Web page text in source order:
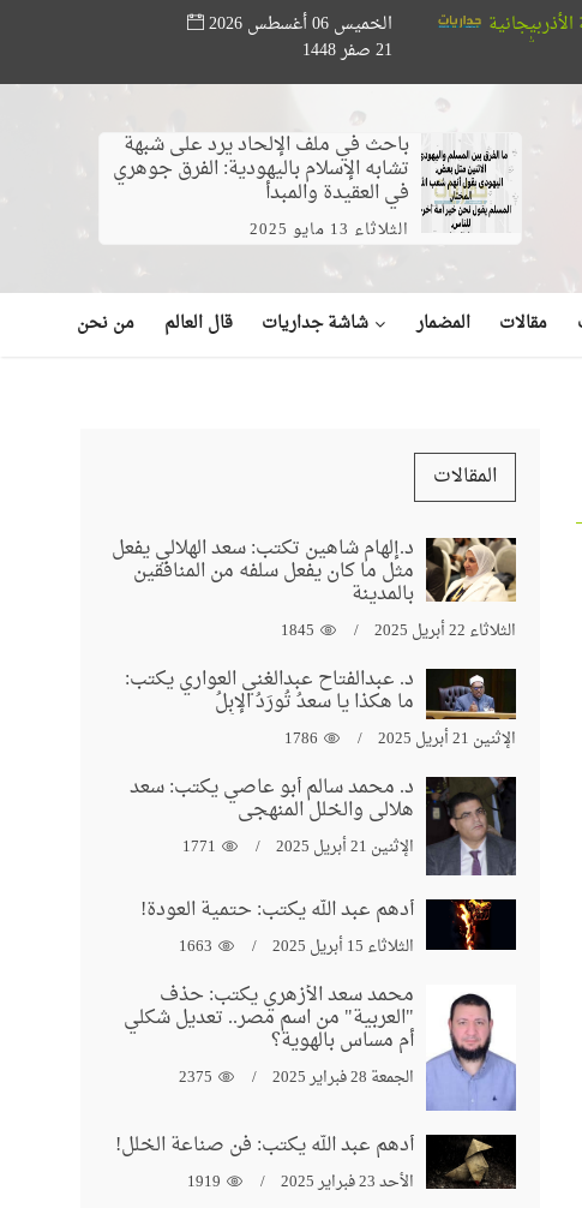
مؤسسة أبو حته تدعم المواهب القرآنية.. ختام مسابقة «أصوات من السماء»
(فيديو)
الخميس 06 أغسطس 2026
21 صفر 1448
باحث في ملف الإلحاد يرد على شبهة
تشابه الإسلام باليهودية: الفرق جوهري
في العقيدة والمبدأ
الثلاثاء 13 مايو 2025
مقالات المضمار شاشة جداريات قال العالم من نحن
المقالات
د.إلهام شاهين تكتب: سعد الهلالي يفعل
مثل ما كان يفعل سلفه من المنافقين
بالمدينة
الثلاثاء 22 أبريل 2025 1845
د. عبدالفتاح عبدالغني العواري يكتب:
ما هكذا يا سعدُ تُورَدُ الإبِلُ
الإثنين 21 أبريل 2025 1786
د. محمد سالم أبو عاصي يكتب: سعد
هلالي والخلل المنهجي
الإثنين 21 أبريل 2025 1771
أدهم عبد الله يكتب: حتمية العودة!
الثلاثاء 15 أبريل 2025 1663
محمد سعد الأزهري يكتب: حذف
"العربية" من اسم مصر.. تعديل شكلي
أم مساس بالهوية؟
الجمعة 28 فبراير 2025 2375
أدهم عبد الله يكتب: فن صناعة الخلل!
الأحد 23 فبراير 2025 1919